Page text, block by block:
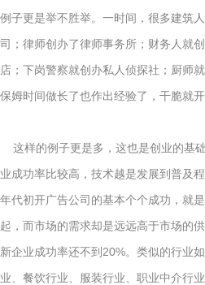
例子更是举不胜举。一时间，很多建筑
司；律师创办了律师事务所；财务人就
店；下岗警察就创办私人侦探社；厨师
保姆时间做长了也作出经验了，干脆就
这样的例子更是多，这也是创业的基
业成功率比较高，技术越是发展到普及
年代初开广告公司的基本个个成功，就
起，而市场的需求却是远远高于市场的
新企业成功率还不到20%。类似的行业
业、餐饮行业、服装行业、职业中介行